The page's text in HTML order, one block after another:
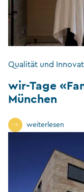
Qualität und
wir-Tage
München
weiterlesen